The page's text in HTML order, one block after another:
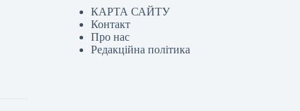
КАРТА САЙТУ
Контакт
Про нас
Редакційна політика